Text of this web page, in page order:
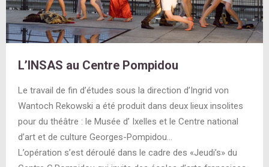
L’INSAS au Centre Pompidou
Le travail de fin d’études sous la direction d’Ingrid von
Wantoch Rekowski a été produit dans deux lieux insolites
pour du théâtre : le Musée d’ Ixelles et le Centre national
d’art et de culture Georges-Pompidou…
L’opération s’est déroulé dans le cadre des «Jeudi’s» du